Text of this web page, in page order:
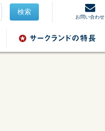
検索
お問い合わせ